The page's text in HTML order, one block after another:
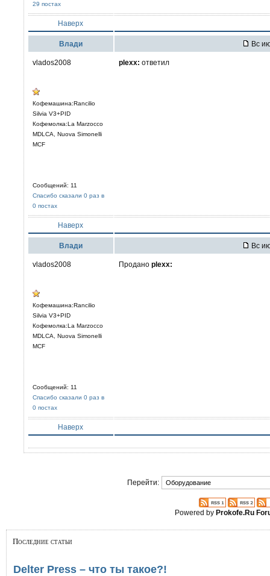
29 постах
Наверх
Влади Вс
vlados2008
Кофемашина:Rancilio
Silvia V3+PID
Кофемолка:La Marzocco
MDLCA, Nuova Simonelli
MCF
Сообщений: 11
Спасибо сказали 0 раз в
0 постах
plexx: ответил
Наверх
Влади Вс
vlados2008
Кофемашина:Rancilio
Silvia V3+PID
Кофемолка:La Marzocco
MDLCA, Nuova Simonelli
MCF
Сообщений: 11
Спасибо сказали 0 раз в
0 постах
Продано plexx:
Наверх
Перейти:
Powered byProkofe.Ru
Последние статьи
Delter Press – что ты такое?!